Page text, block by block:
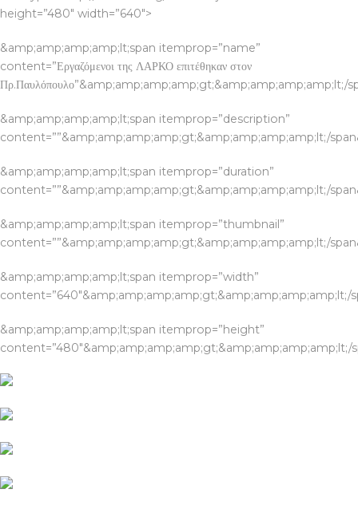
height=”480″ width=”640″>
&amp;amp;amp;amp;lt;span itemprop=”name”
content=”Εργαζόμενοι της ΛΑΡΚΟ επιτέθηκαν στον
&amp;amp;amp;amp;lt;span itemprop=”description”
content=””&amp;amp;amp;amp;gt;&amp;amp;amp;amp;lt;/
&amp;amp;amp;amp;lt;span itemprop=”duration”
content=””&amp;amp;amp;amp;gt;&amp;amp;amp;amp;lt;/
&amp;amp;amp;amp;lt;span itemprop=”thumbnail”
content=””&amp;amp;amp;amp;gt;&amp;amp;amp;amp;lt;/
&amp;amp;amp;amp;lt;span itemprop=”width”
content=”640″&amp;amp;amp;amp;gt;&amp;amp;amp;amp;lt;/
&amp;amp;amp;amp;lt;span itemprop=”height”
content=”480″&amp;amp;amp;amp;gt;&amp;amp;amp;amp;lt;/